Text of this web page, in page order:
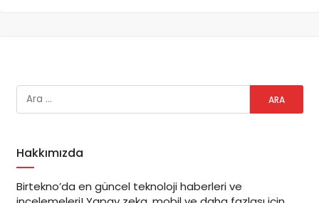
Hakkımızda
Birtekno’da en güncel teknoloji haberleri ve